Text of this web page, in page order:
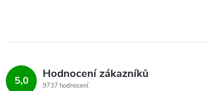
5,0 Hodnocení zákazníků
9737 hodnocení